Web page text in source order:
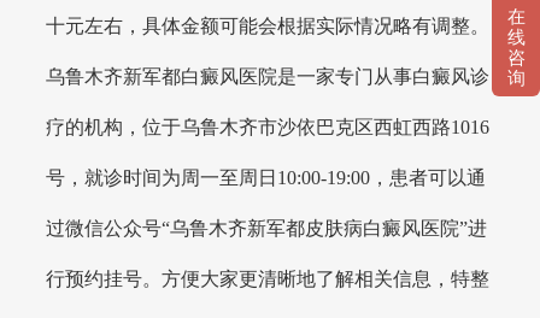
十元左右，具体金额可能会根据实际情况略有调整。
乌鲁木齐新军都白癜风医院是一家专门从事白癜风诊
疗的机构，位于乌鲁木齐市沙依巴克区西虹西路1016
号，就诊时间为周一至周日10:00-19:00，患者可以通
过微信公众号“乌鲁木齐新军都皮肤病白癜风医院”进
行预约挂号。方便大家更清晰地了解相关信息，特整
在
线
咨
询